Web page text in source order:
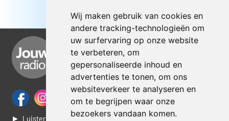
Wij maken gebruik van cookies en
andere tracking-technologieën om
uw surfervaring op onze website
te verbeteren, om
gepersonaliseerde inhoud en
advertenties te tonen, om ons
websiteverkeer te analyseren en
om te begrijpen waar onze
bezoekers vandaan komen.
► Luisteren naar Jouwradio